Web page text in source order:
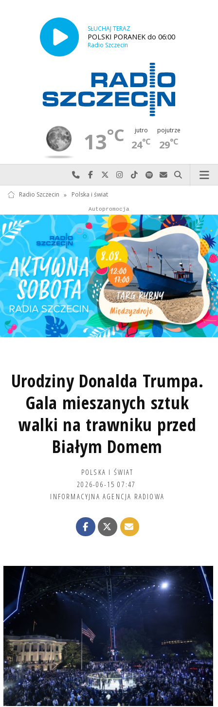
SŁUCHAJ TERAZ
POLSKI PORANEK do 06:00
Radio Szczecin
13°C jutro
24°C
pojutrze
29°C
Najlepiej po prostu do nas zadzwoń
Odwiedź nas na Facebook-u
Odwiedź nas na X
Odwiedź nas na Instagram-ie
Odwiedź nas na TikTok-u
Szukaj nas na Spotify
Wyślij do nas
Szukaj
Radio Szczecin » Polska i świat
Reklama
Autopromocja
Autopromocja
Urodziny Donalda Trumpa.
Gala mieszanych sztuk
walki na trawniku przed
Białym Domem
POLSKA I ŚWIAT
2026-06-15 07:47
INFORMACYJNA AGENCJA RADIOWA